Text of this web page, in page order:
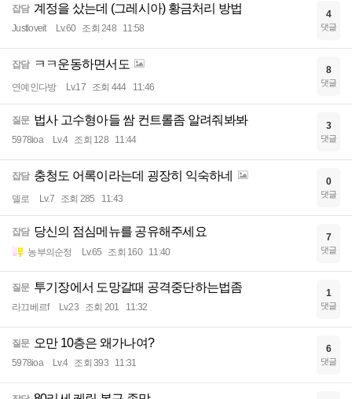
잡담 계정을 샀는데 (그레시아) 황금처리 방법
Justloveit Lv.60 조회 248 11:58
4
댓글
잡담 ㅋㅋ운동하면서도
연예인다방 Lv.17 조회 444 11:46
8
댓글
질문 법사 고수형아들 쌈 컨트롤좀 알려줘봐봐
5978ioa Lv.4 조회 128 11:44
3
댓글
잡담 충청도 어록이라는데 굉장히 익숙하네
델로 Lv.7 조회 285 11:43
0
댓글
잡담 당신의 점심메뉴를 공유해주세요
농부의순정 Lv.65 조회 160 11:40
7
댓글
질문 투기장에서 도망갈때 공격중단하는법좀
라끄베르f Lv.23 조회 201 11:32
1
댓글
질문 오만 10층은 왜가나여?
5978ioa Lv.4 조회 393 11:31
6
댓글